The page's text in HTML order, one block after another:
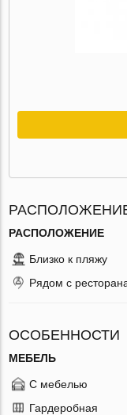
РАСПОЛОЖЕНИЕ
Близко к пляжу
Рядом с
ОСОБЕННОСТИ
МЕБЕЛЬ
С мебелью
Гардеробная